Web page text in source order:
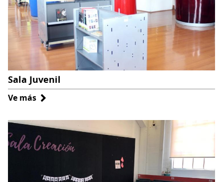
Sala Juvenil
Ve más sobre
Juvenil